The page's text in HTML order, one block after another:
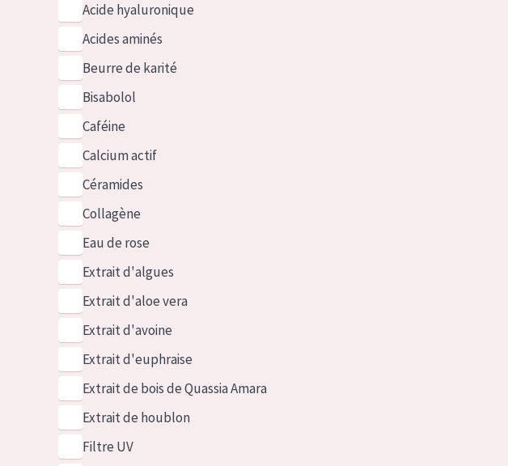
Acide hyaluronique
Acides aminés
Beurre de karité
Bisabolol
Caféine
Calcium actif
Céramides
Collagène
Eau de rose
Extrait d'algues
Extrait d'aloe vera
Extrait d'avoine
Extrait d'euphraise
Extrait de bois de Quassia Amara
Extrait de houblon
Filtre UV